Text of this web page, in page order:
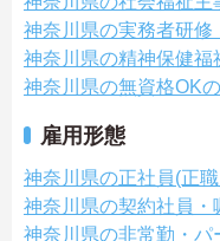
神奈川県の実務者研修
神奈川県の精神保健福
神奈川県の無資格OK
雇用形態
神奈川県の正社員(正
神奈川県の契約社員・
神奈川県の非常勤・パ